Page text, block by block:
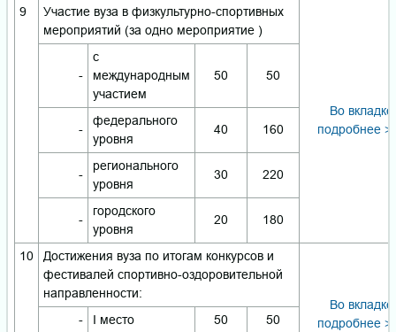
9
Участие вуза в физкультурно-спортивных
мероприятий (за одно мероприятие )
Во вкладке
подробнее
-
с
международным
участием
50 50
-
федерального
уровня
40 160
-
регионального
уровня
30 220
-
городского
уровня
20 180
10
Достижения вуза по итогам конкурсов и
фестивалей спортивно-оздоровительной
направленности:
Во вкладке
подробнее
- I место 50
50